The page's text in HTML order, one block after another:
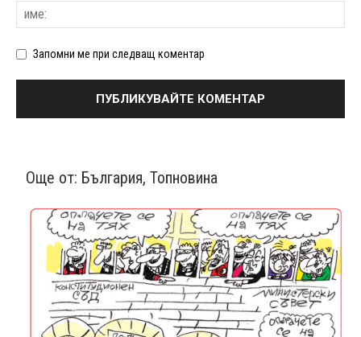
Запомни ме при следващ коментар
Още от: България, Топновина